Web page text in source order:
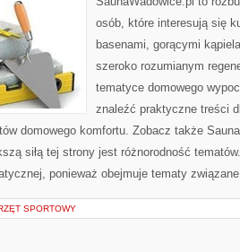
osób, które interesują się
basenami, gorącymi
szeroko rozumianym
tematyce domowego
znaleźć praktyczne treści
domowego komfortu. Zobacz także
siłą tej strony jest różnorodność
ponieważ obejmuje tematy
SPORTOWY